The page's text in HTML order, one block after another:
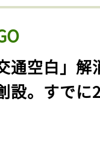
通空白」解
設。すでに